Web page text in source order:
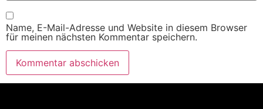
Name, E-Mail-Adresse und Website in diesem Browser
für meinen nächsten Kommentar speichern.